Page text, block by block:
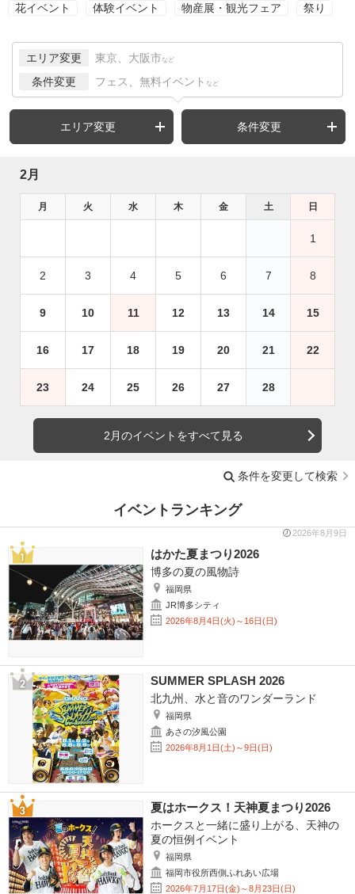
花イベント 体験イベント 物産展・観光フェア 祭り
エリア変更 東京、大阪市 など
条件変更 フェス、無料イベント など
エリア変更 条件変更
2月
月 火 水 木 金 土 日
1
2 3 4 5 6 7 8
9 10 11 12 13 14 15
16 17 18 19 20 21 22
23 24 25 26 27 28
2月のイベントをすべて見る
条件を変更して検索
イベントランキング
2026年8月9日
はかた夏まつり2026
博多の夏の風物詩
福岡県
JR博多シティ
2026年8月4日(火)～16日(日)
SUMMER SPLASH 2026
北九州、水と音のワンダーランド
福岡県
あさの汐風公園
2026年8月1日(土)～9日(日)
夏はホークス！天神夏まつり2026
ホークスと一緒に盛り上がる、天神の
夏の恒例イベント
福岡県
福岡市役所西側ふれあい広場
2026年7月17日(金)～8月23日(日)